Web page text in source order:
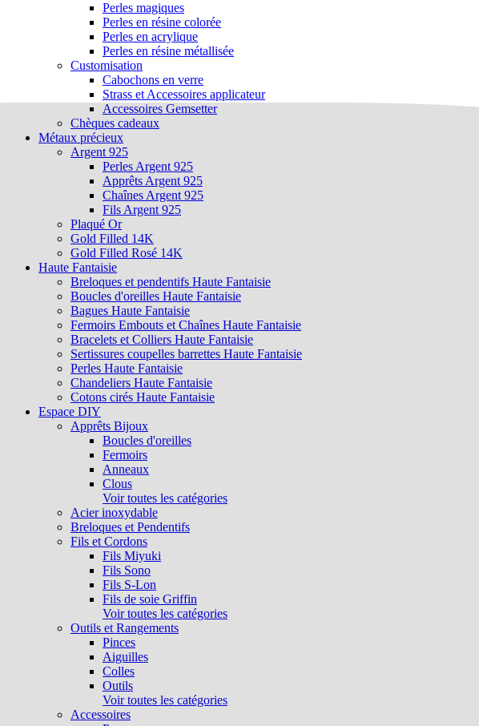
Perles magiques
Perles en résine colorée
Perles en acrylique
Perles en résine métallisée
Customisation
Cabochons en verre
Strass et Accessoires applicateur
Accessoires Gemsetter
Chèques cadeaux
Métaux précieux
Argent 925
Perles Argent 925
Apprêts Argent 925
Chaînes Argent 925
Fils Argent 925
Plaqué Or
Gold Filled 14K
Gold Filled Rosé 14K
Haute Fantaisie
Breloques et pendentifs Haute Fantaisie
Boucles d'oreilles Haute Fantaisie
Bagues Haute Fantaisie
Fermoirs Embouts et Chaînes Haute Fantaisie
Bracelets et Colliers Haute Fantaisie
Sertissures coupelles barrettes Haute Fantaisie
Perles Haute Fantaisie
Chandeliers Haute Fantaisie
Cotons cirés Haute Fantaisie
Espace DIY
Apprêts Bijoux
Boucles d'oreilles
Fermoirs
Anneaux
Clous
Voir toutes les catégories
Acier inoxydable
Breloques et Pendentifs
Fils et Cordons
Fils Miyuki
Fils Sono
Fils S-Lon
Fils de soie Griffin
Voir toutes les catégories
Outils et Rangements
Pinces
Aiguilles
Colles
Outils
Voir toutes les catégories
Accessoires